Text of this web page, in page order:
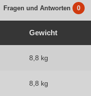
Fragen und Antworten 0
Gewicht
8,8 kg
8,8 kg